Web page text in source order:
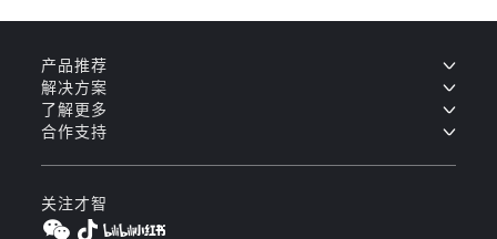
产品推荐
解决方案
了解更多
合作支持
关注才智